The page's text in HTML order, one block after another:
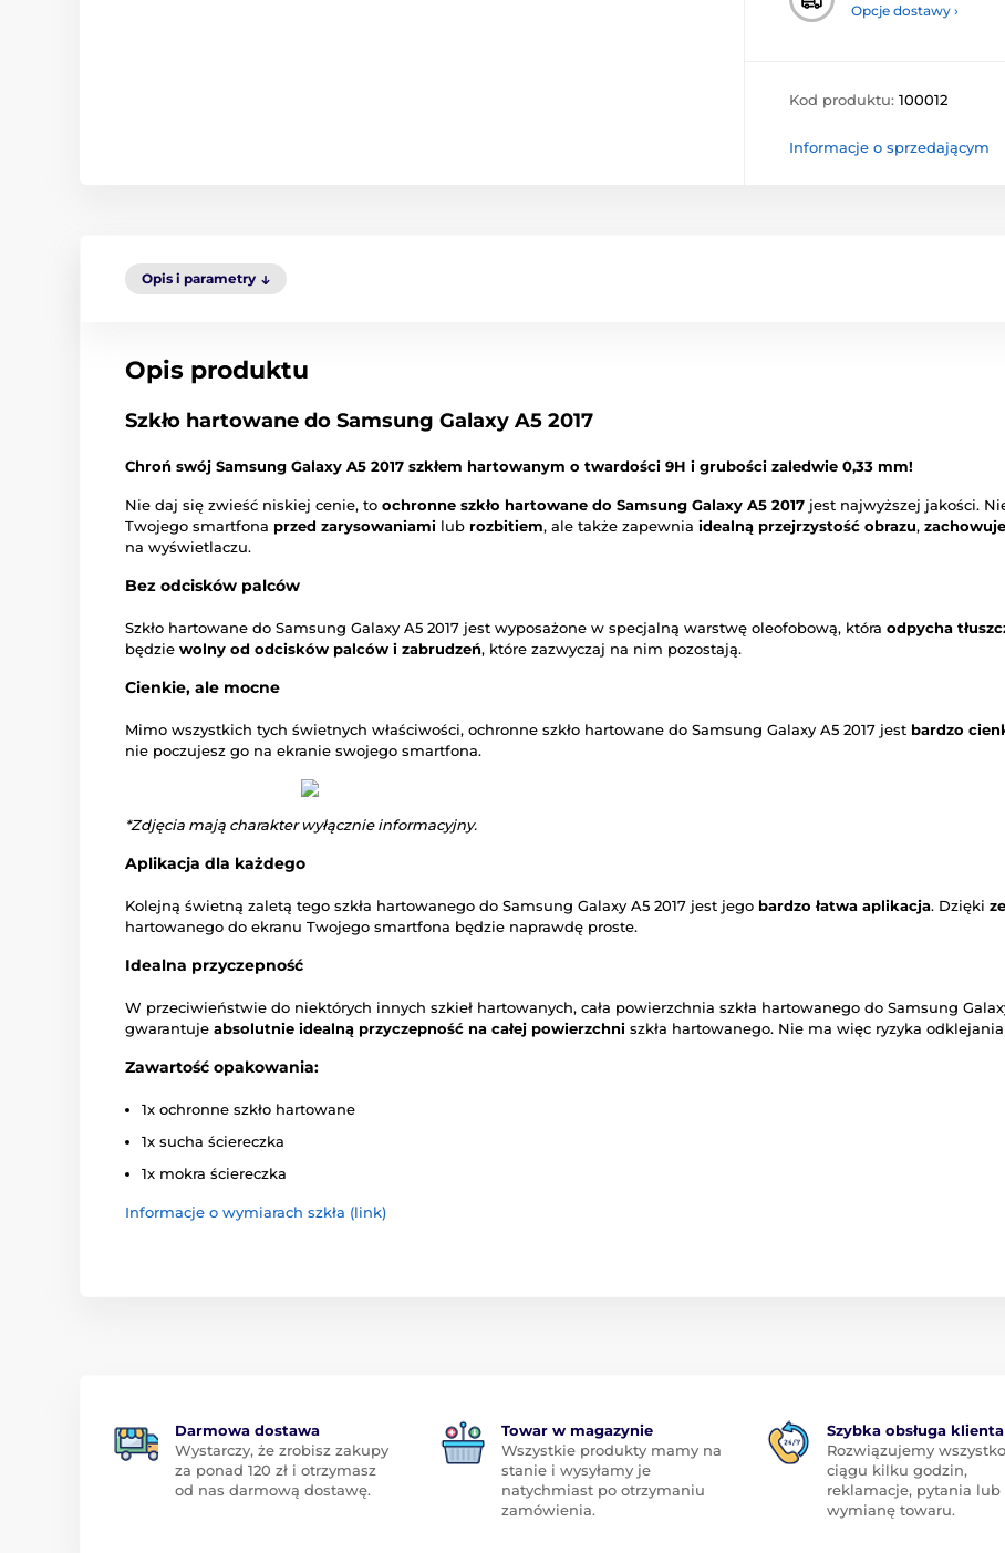
Opcje dostawy ›
Kod produktu: 100012
Informacje o sprzedającym
Opis i parametry
Opis produktu
Szkło hartowane do Samsung Galaxy A5 2017
Chroń swój Samsung Galaxy A5 2017 szkłem hartowanym o twardości 9H i grubości zaledwie 0,33 mm!
Nie daj się zwieść niskiej cenie, to ochronne szkło hartowane do Samsung Galaxy A5 2017 jest najwyższej jakości.
Twojego smartfona przed zarysowaniami lub rozbitiem, ale także zapewnia idealną przejrzystość obrazu,
na wyświetlaczu.
Bez odcisków palców
Szkło hartowane do Samsung Galaxy A5 2017 jest wyposażone w specjalną warstwę oleofobową, która odpycha
będzie wolny od odcisków palców i zabrudzeń, które zazwyczaj na nim pozostają.
Cienkie, ale mocne
Mimo wszystkich tych świetnych właściwości, ochronne szkło hartowane do Samsung Galaxy A5 2017 jest bardzo
nie poczujesz go na ekranie swojego smartfona.
*Zdjęcia mają charakter wyłącznie informacyjny.
Aplikacja dla każdego
Kolejną świetną zaletą tego szkła hartowanego do Samsung Galaxy A5 2017 jest jego bardzo łatwa aplikacja. Dzięki
hartowanego do ekranu Twojego smartfona będzie naprawdę proste.
Idealna przyczepność
W przeciwieństwie do niektórych innych szkieł hartowanych, cała powierzchnia szkła hartowanego do Samsung
gwarantuje absolutnie idealną przyczepność na całej powierzchni szkła hartowanego. Nie ma więc ryzyka
Zawartość opakowania:
1x ochronne szkło hartowane
1x sucha ściereczka
1x mokra ściereczka
Informacje o wymiarach szkła (link)
Darmowa dostawa
Wystarczy, że zrobisz zakupy
za ponad 120 zł i otrzymasz
od nas darmową dostawę.
Towar w magazynie
Wszystkie produkty mamy na
stanie i wysyłamy je
natychmiast po otrzymaniu
zamówienia.
Szybka obsługa klienta
Rozwiązujemy
ciągu kilku godzin,
reklamacje, pytania lub
wymianę towaru.